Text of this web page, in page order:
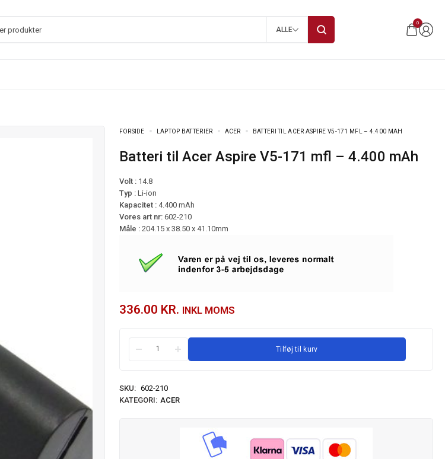
ALLE
0
FORSIDE LAPTOP BATTERIER ACER BATTERI TIL ACER ASPIRE V5-171 MFL – 4.400 MAH
Batteri til Acer Aspire V5-171 mfl – 4.400 mAh
Volt :14.8
Typ : Li-ion
Kapacitet : 4.400 mAh
Vores art nr: 602-210
Måle : 204.15 x 38.50 x 41.10mm
336.00 KR. INKL MOMS
Tilføj til kurv
SKU: 602-210
KATEGORI: ACER